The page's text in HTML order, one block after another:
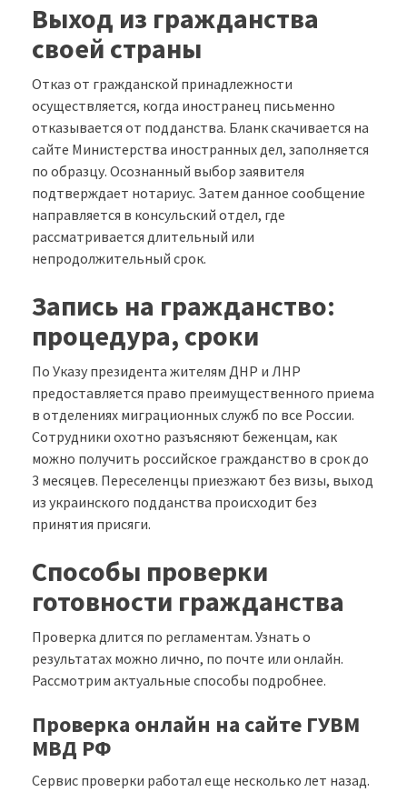
Выход из гражданства
своей страны
Отказ от гражданской принадлежности
осуществляется, когда иностранец письменно
отказывается от подданства. Бланк скачивается на
сайте Министерства иностранных дел, заполняется
по образцу. Осознанный выбор заявителя
подтверждает нотариус. Затем данное сообщение
направляется в консульский отдел, где
рассматривается длительный или
непродолжительный срок.
Запись на гражданство:
процедура, сроки
По Указу президента жителям ДНР и ЛНР
предоставляется право преимущественного приема
в отделениях миграционных служб по все России.
Сотрудники охотно разъясняют беженцам, как
можно получить российское гражданство в срок до
3 месяцев. Переселенцы приезжают без визы, выход
из украинского подданства происходит без
принятия присяги.
Способы проверки
готовности гражданства
Проверка длится по регламентам. Узнать о
результатах можно лично, по почте или онлайн.
Рассмотрим актуальные способы подробнее.
Проверка онлайн на сайте ГУВМ
МВД РФ
Сервис проверки работал еще несколько лет назад.